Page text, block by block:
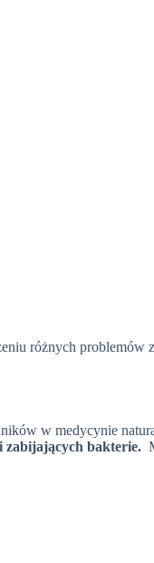
różnych
w medycynie
zabijających bakterie.